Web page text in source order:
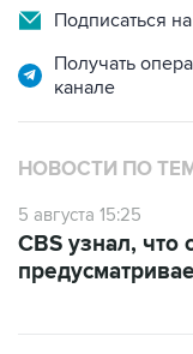
Получать
НОВОСТИ ПО
5 августа 15:25